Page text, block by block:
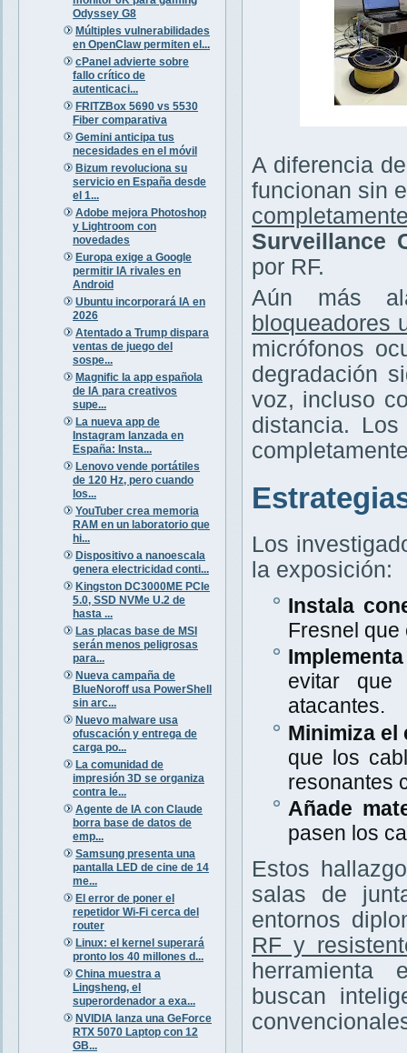
Odyssey G8
Múltiples vulnerabilidades
en OpenClaw permiten el...
cPanel advierte sobre
fallo crítico de
autenticaci...
FRITZBox 5690 vs 5530
Fiber comparativa
Gemini anticipa tus
necesidades en el móvil
Bizum revoluciona su
servicio en España desde
el 1...
Adobe mejora Photoshop
y Lightroom con
novedades
Europa exige a Google
permitir IA rivales en
Android
Ubuntu incorporará IA en
2026
Atentado a Trump dispara
ventas de juego del
sospe...
Magnific la app española
de IA para creativos
supe...
La nueva app de
Instagram lanzada en
España: Insta...
Lenovo vende portátiles
de 120 Hz, pero cuando
los...
YouTuber crea memoria
RAM en un laboratorio que
hi...
Dispositivo a nanoescala
genera electricidad conti...
Kingston DC3000ME PCIe
5.0, SSD NVMe U.2 de
hasta ...
Las placas base de MSI
serán menos peligrosas
para...
Nueva campaña de
BlueNoroff usa PowerShell
sin arc...
Nuevo malware usa
ofuscación y entrega de
carga po...
La comunidad de
impresión 3D se organiza
contra le...
Agente de IA con Claude
borra base de datos de
emp...
Samsung presenta una
pantalla LED de cine de 14
me...
El error de poner el
repetidor Wi-Fi cerca del
router
Linux: el kernel superará
pronto los 40 millones d...
China muestra a
Lingsheng, el
superordenador a exa...
NVIDIA lanza una GeForce
RTX 5070 Laptop con 12
GB...
A diferencia
funcionan sin
Surveillance
por RF.
Aún más
bloqueadores
micrófonos
degradación
voz, incluso
distancia.
Los
la exposición:
Instala
Fresnel que
evitar que
atacantes.
Minimiza el
que los
resonantes
Añade
pasen los
Estos
salas de
entornos
RF y
herramienta
buscan